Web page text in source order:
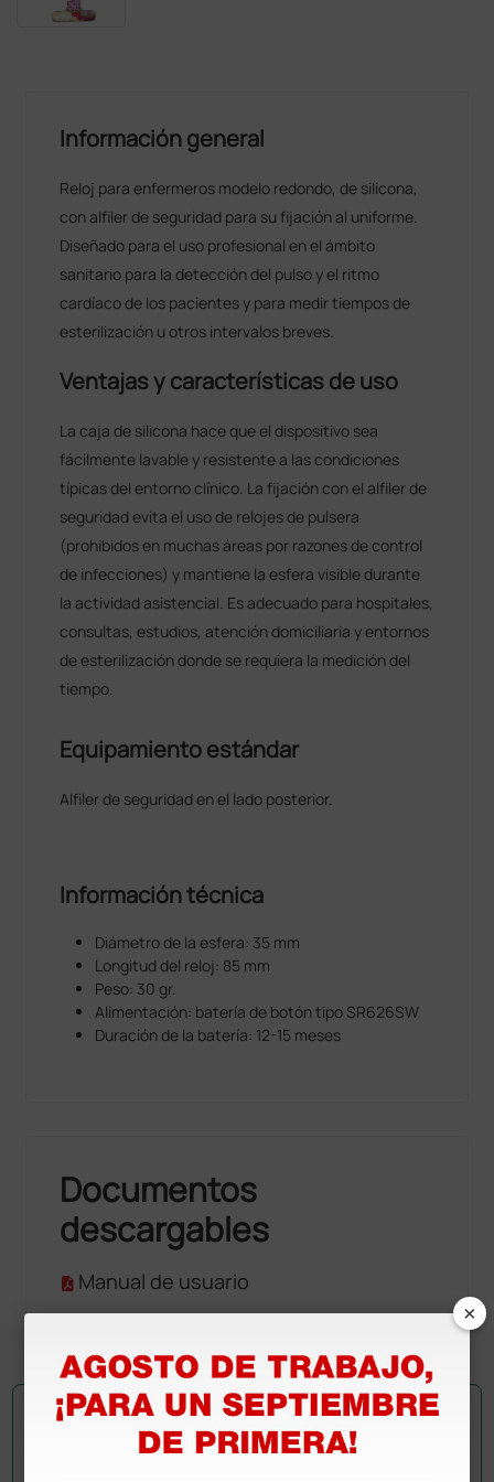
Información general
Reloj para enfermeros modelo redondo, de silicona,
con alfiler de seguridad para su fijación al uniforme.
Diseñado para el uso profesional en el ámbito
sanitario para la detección del pulso y el ritmo
cardíaco de los pacientes y para medir tiempos de
esterilización u otros intervalos breves.
Ventajas y características de uso
La caja de silicona hace que el dispositivo sea
fácilmente lavable y resistente a las condiciones
típicas del entorno clínico. La fijación con el alfiler de
seguridad evita el uso de relojes de pulsera
(prohibidos en muchas áreas por razones de control
de infecciones) y mantiene la esfera visible durante
la actividad asistencial. Es adecuado para hospitales,
consultas, estudios, atención domiciliaria y entornos
de esterilización donde se requiera la medición del
tiempo.
Equipamiento estándar
Alfiler de seguridad en el lado posterior.
Información técnica
Diámetro de la esfera: 35 mm
Longitud del reloj: 85 mm
Peso: 30 gr.
Alimentación: batería de botón tipo SR626SW
Duración de la batería: 12-15 meses
Documentos
descargables
Manual de usuario
×